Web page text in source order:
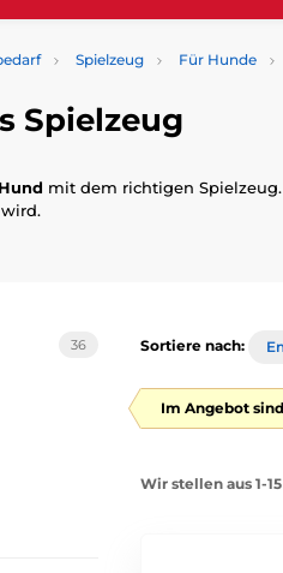
Spielzeug Für Hunde
Spielzeug
mit dem richtigen
36 Sortiere nach:
Im Angebot
Wir stellen aus 1-